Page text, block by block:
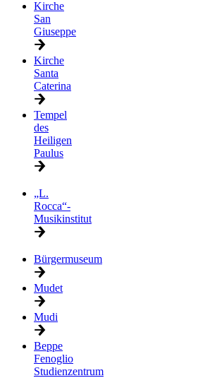
Kirche
San
Giuseppe
Kirche
Santa
Caterina
Tempel
des
Heiligen
Paulus
„L.
Rocca“-
Musikinstitut
Bürgermuseum
Mudet
Mudi
Beppe
Fenoglio
Studienzentrum